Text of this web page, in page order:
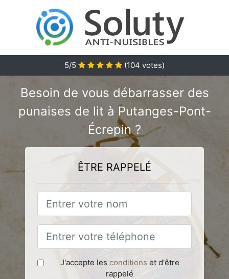
5/5 (104 votes)
Besoin de vous débarrasser des
punaises de lit à Putanges-Pont-
Écrepin ?
ÊTRE RAPPELÉ
J'accepte les conditions et d'être
rappelé